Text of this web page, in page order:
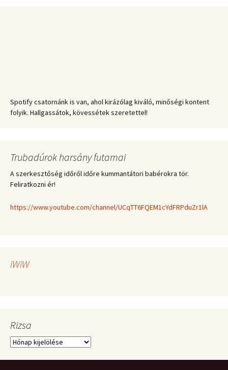
Spotify csatornánk is van, ahol kirázólag kiváló, minőségi kontent
folyik. Hallgassátok, kövessétek szeretettel!
Trubadúrok harsány futamai
A szerkesztőség időről időre kummantátori babérokra tör.
Feliratkozni ér!
https://www.youtube.com/channel/UCqTT6FQEM1cYdFRPduZr1lA
iWiW
Rizsa
Rizsa